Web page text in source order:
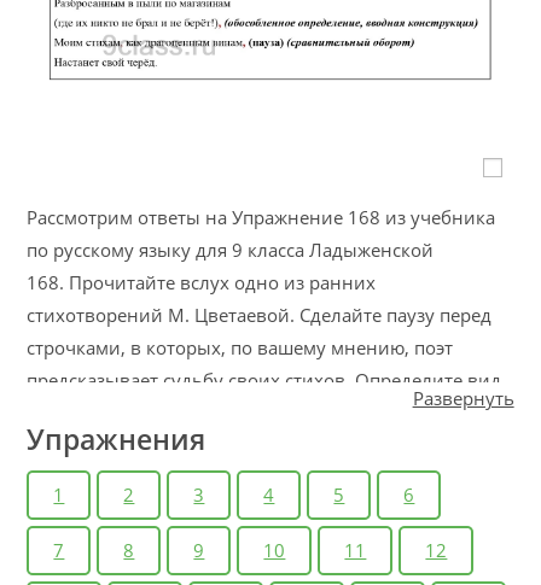
Развернуть
Рассмотрим ответы на Упражнение 168 из учебника
по русскому языку для 9 класса Ладыженской
168. Прочитайте вслух одно из ранних
стихотворений М. Цветаевой. Сделайте паузу перед
строчками, в которых, по вашему мнению, поэт
предсказывает судьбу своих стихов. Определите вид
сложного предложения, употреблённого в тексте.
Объясните (устно) постановку знаков препинания.
Упражнения
1 2 3 4 5 6
7 8 9 10 11 12